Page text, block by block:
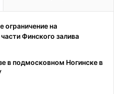
ограничение на
Финского залива
в подмосковном Ногинске в